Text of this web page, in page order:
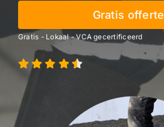
Gratis offerte
Gratis - Lokaal - VCA gecertificeerd